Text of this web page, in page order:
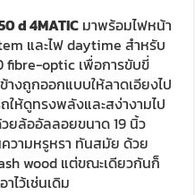
d 4MATIC มาพร้อมไฟหน้า
และไฟ daytime สำหรับ
fibre-optic เพื่อการขับขี่
งถูกออกแบบให้ลาดเอียงไป
ให้ดูทรงพลังและสง่างามไป
ล้ออัลลอยขนาด 19 นิ้ว
วามหรูหรา ทันสมัย ด้วย
wood แต่ขณะเดียวกันก็
ไว้เช่นเดิม